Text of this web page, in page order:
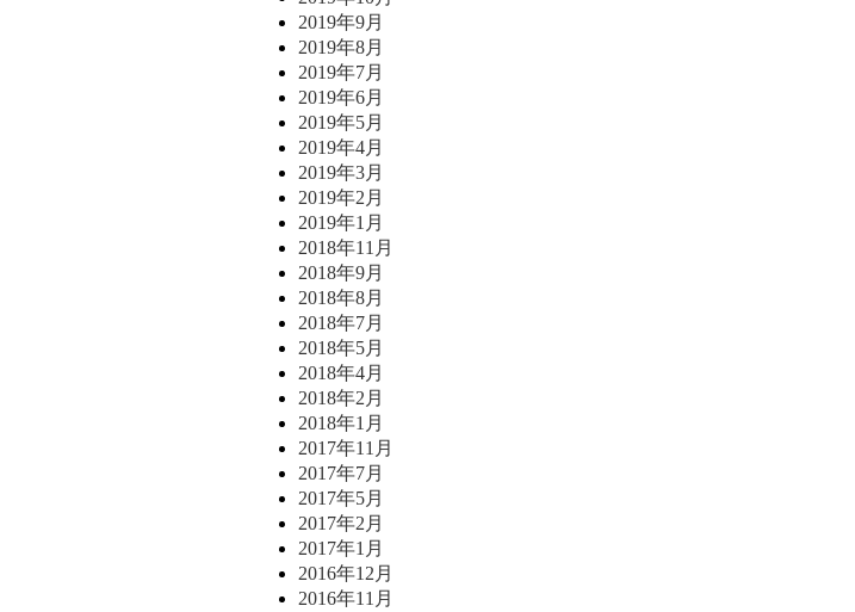
2019年9月
2019年8月
2019年7月
2019年6月
2019年5月
2019年4月
2019年3月
2019年2月
2019年1月
2018年11月
2018年9月
2018年8月
2018年7月
2018年5月
2018年4月
2018年2月
2018年1月
2017年11月
2017年7月
2017年5月
2017年2月
2017年1月
2016年12月
2016年11月